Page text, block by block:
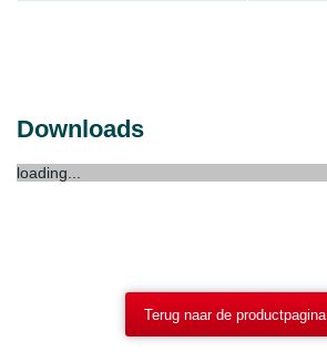
Downloads
loading...
Terug naar de productpagina